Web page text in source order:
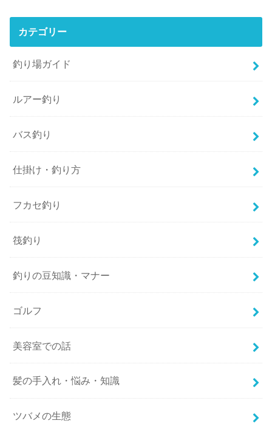
カテゴリー
釣り場ガイド
ルアー釣り
バス釣り
仕掛け・釣り方
フカセ釣り
筏釣り
釣りの豆知識・マナー
ゴルフ
美容室での話
髪の手入れ・悩み・知識
ツバメの生態